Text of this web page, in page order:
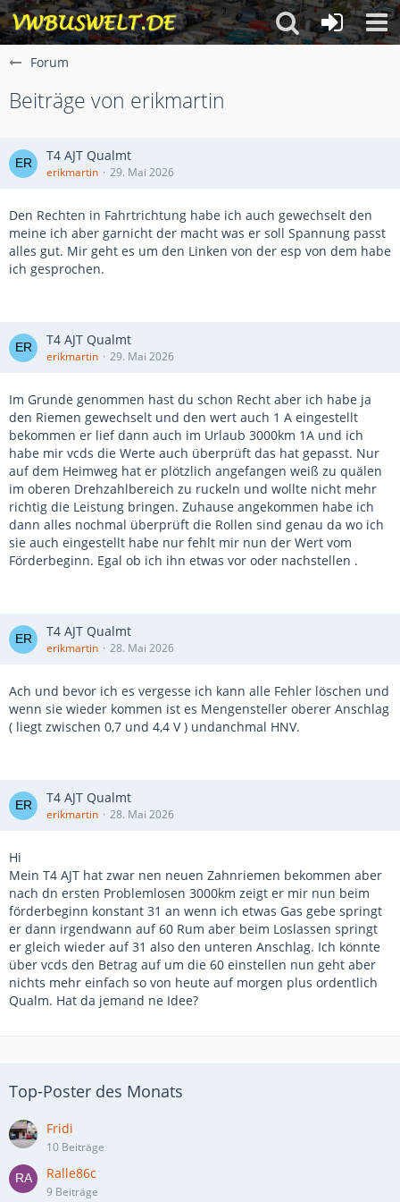
Forum
Beiträge von erikmartin
T4 AJT Qualmt
erikmartin 29. Mai 2026
Den Rechten in Fahrtrichtung habe ich auch gewechselt den
meine ich aber garnicht der macht was er soll Spannung passt
alles gut. Mir geht es um den Linken von der esp von dem habe
ich gesprochen.
T4 AJT Qualmt
erikmartin 29. Mai 2026
Im Grunde genommen hast du schon Recht aber ich habe ja
den Riemen gewechselt und den wert auch 1 A eingestellt
bekommen er lief dann auch im Urlaub 3000km 1A und ich
habe mir vcds die Werte auch überprüft das hat gepasst. Nur
auf dem Heimweg hat er plötzlich angefangen weiß zu quälen
im oberen Drehzahlbereich zu ruckeln und wollte nicht mehr
richtig die Leistung bringen. Zuhause angekommen habe ich
dann alles nochmal überprüft die Rollen sind genau da wo ich
sie auch eingestellt habe nur fehlt mir nun der Wert vom
Förderbeginn. Egal ob ich ihn etwas vor oder nachstellen .
T4 AJT Qualmt
erikmartin 28. Mai 2026
Ach und bevor ich es vergesse ich kann alle Fehler löschen und
wenn sie wieder kommen ist es Mengensteller oberer Anschlag
( liegt zwischen 0,7 und 4,4 V ) undanchmal HNV.
T4 AJT Qualmt
erikmartin 28. Mai 2026
Hi
Mein T4 AJT hat zwar nen neuen Zahnriemen bekommen aber
nach dn ersten Problemlosen 3000km zeigt er mir nun beim
förderbeginn konstant 31 an wenn ich etwas Gas gebe springt
er dann irgendwann auf 60 Rum aber beim Loslassen springt
er gleich wieder auf 31 also den unteren Anschlag. Ich könnte
über vcds den Betrag auf um die 60 einstellen nun geht aber
nichts mehr einfach so von heute auf morgen plus ordentlich
Qualm. Hat da jemand ne Idee?
Top-Poster des Monats
Fridi
10 Beiträge
Ralle86c
9 Beiträge